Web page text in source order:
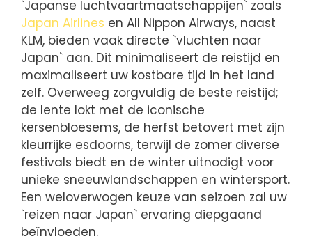
`Japanse luchtvaartmaatschappijen` zoals
Japan Airlines en All Nippon Airways, naast
KLM, bieden vaak directe `vluchten naar
Japan` aan. Dit minimaliseert de reistijd en
maximaliseert uw kostbare tijd in het land
zelf. Overweeg zorgvuldig de beste reistijd;
de lente lokt met de iconische
kersenbloesems, de herfst betovert met zijn
kleurrijke esdoorns, terwijl de zomer diverse
festivals biedt en de winter uitnodigt voor
unieke sneeuwlandschappen en wintersport.
Een weloverwogen keuze van seizoen zal uw
`reizen naar Japan` ervaring diepgaand
beïnvloeden.